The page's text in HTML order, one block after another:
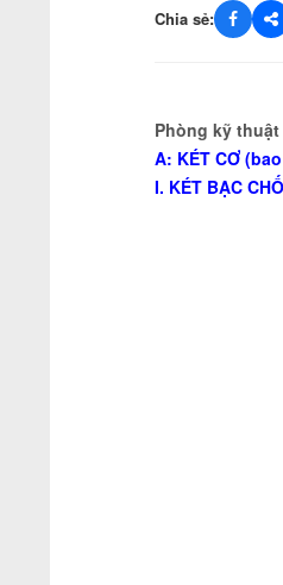
Chia sẻ:
Phòng kỹ
A: KÉT CƠ
I. KÉT BẠC